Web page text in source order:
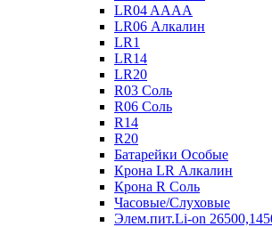
LR04 AAAA
LR06 Алкалин
LR1
LR14
LR20
R03 Соль
R06 Соль
R14
R20
Батарейки Особые
Крона LR Алкалин
Крона R Соль
Часовые/Слуховые
Элем.пит.Li-on